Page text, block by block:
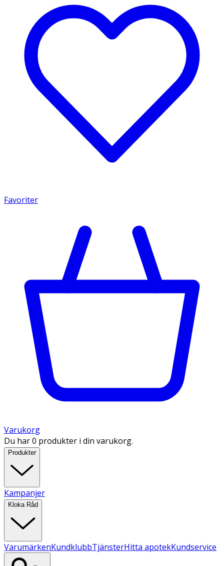
Favoriter
Varukorg
Du har 0 produkter i din varukorg.
Produkter
Kampanjer
Kloka Råd
VarumärkenKundklubbTjänsterHitta apotekKundservice